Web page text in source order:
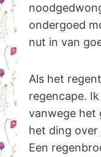
ondergoed
nut in van
Als het
regencape.
vanwege het
het ding over
Een